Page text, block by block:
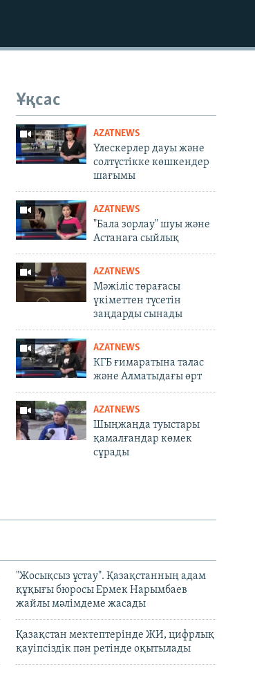
Ұқсас
AZATNEWS
Үлескерлер дауы және
солтүстікке көшкендер
шағымы
AZATNEWS
"Бала зорлау" шуы және
Астанаға сыйлық
AZATNEWS
Мәжіліс төрағасы
үкіметтен түсетін
заңдарды сынады
AZATNEWS
КГБ ғимаратына талас
және Алматыдағы өрт
AZATNEWS
Шыңжаңда туыстары
қамалғандар көмек
сұрады
"Жосықсыз ұстау". Қазақстанның адам
құқығы бюросы Ермек Нарымбаев
жайлы мәлімдеме жасады
Қазақстан мектептерінде ЖИ, цифрлық
қауіпсіздік пән ретінде оқытылады